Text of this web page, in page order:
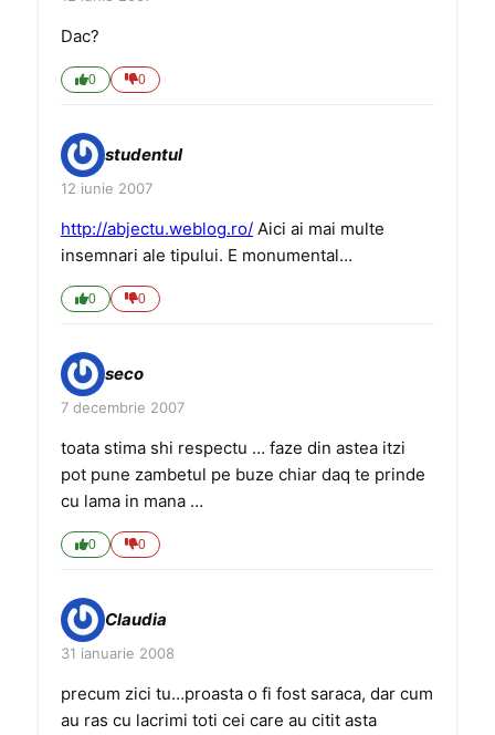
Dac?
0 0
studentul
12 iunie 2007
http://abjectu.weblog.ro/ Aici ai mai multe
insemnari ale tipului. E monumental…
0 0
seco
7 decembrie 2007
toata stima shi respectu … faze din astea itzi
pot pune zambetul pe buze chiar daq te prinde
cu lama in mana …
0 0
Claudia
31 ianuarie 2008
precum zici tu…proasta o fi fost saraca, dar cum
au ras cu lacrimi toti cei care au citit asta